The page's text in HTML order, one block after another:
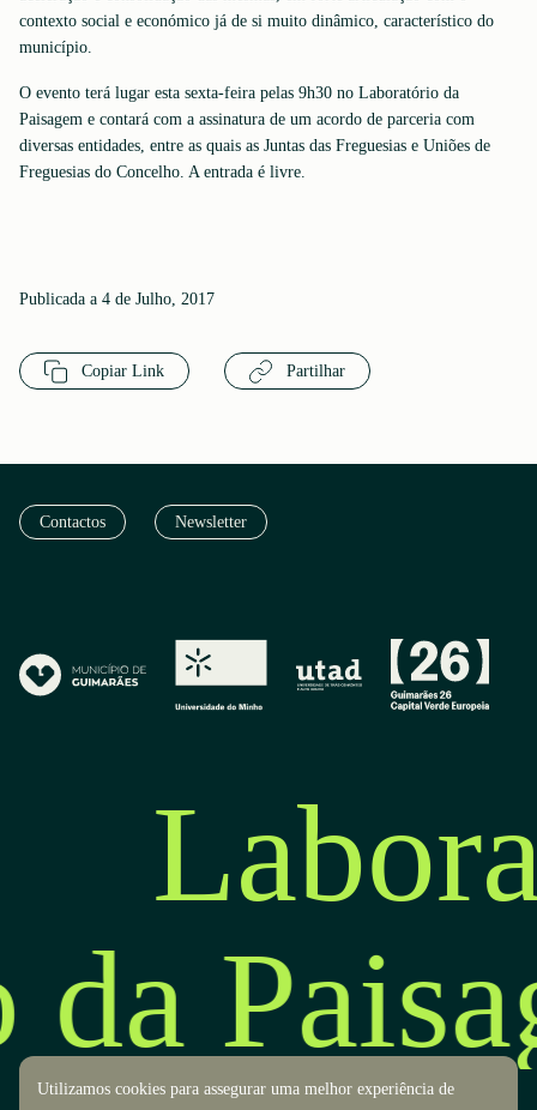
contexto social e económico já de si muito dinâmico, característico do
município.
O evento terá lugar esta sexta-feira pelas 9h30 no Laboratório da
Paisagem e contará com a assinatura de um acordo de parceria com
diversas entidades, entre as quais as Juntas das Freguesias e Uniões de
Freguesias do Concelho. A entrada é livre.
Publicada a 4 de Julho, 2017
Copiar Link Partilhar
Contactos Newsletter
Utilizamos cookies para assegurar uma melhor experiência de